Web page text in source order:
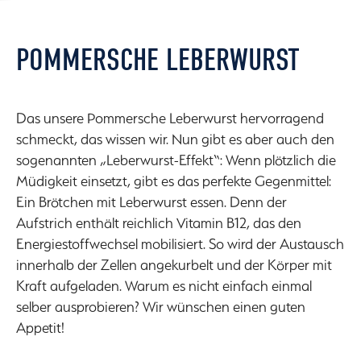
POMMERSCHE LEBERWURST
Das unsere Pommersche Leberwurst hervorragend
schmeckt, das wissen wir. Nun gibt es aber auch den
sogenannten „Leberwurst-Effekt“: Wenn plötzlich die
Müdigkeit einsetzt, gibt es das perfekte Gegenmittel:
Ein Brötchen mit Leberwurst essen. Denn der
Aufstrich enthält reichlich Vitamin B12, das den
Energiestoffwechsel mobilisiert. So wird der Austausch
innerhalb der Zellen angekurbelt und der Körper mit
Kraft aufgeladen. Warum es nicht einfach einmal
selber ausprobieren? Wir wünschen einen guten
Appetit!